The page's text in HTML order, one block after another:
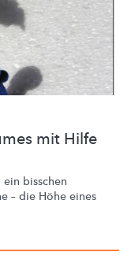
mit Hilfe
bisschen
– die Höhe eines